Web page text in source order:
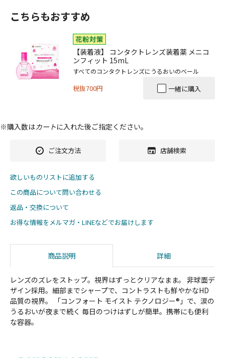
こちらもおすすめ
【装着液】 コンタクトレンズ装着薬 メニコ
ンフィット 15mL
すべてのコンタクトレンズにうるおいのベール
税抜700円 一緒に購入
※購入数はカートに入れた後ご指定ください。
ご注文方法 店舗検索
欲しいものリストに追加する
この商品について問い合わせる
返品・交換について
お得な情報をメルマガ・LINEなどでお届けします
商品説明 詳細
レンズのズレをストップ。視界はずっとクリアなまま。 非球面デ
ザイン採用。細部までシャープで、コントラストも鮮やかなHD
品質の視界。 「コンフォート モイスト テクノロジー®」で、涙の
うるおいが夜まで続く 毎日のつけはずしが簡単。携帯にも便利
な容器。